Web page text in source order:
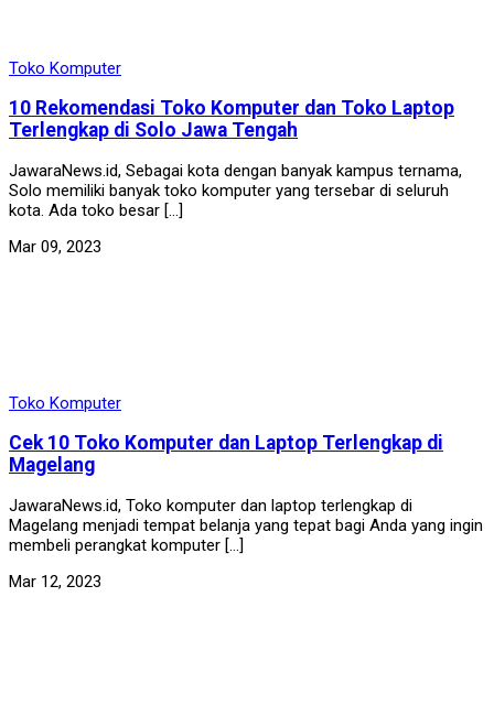
Toko Komputer
10 Rekomendasi Toko Komputer dan Toko Laptop
Terlengkap di Solo Jawa Tengah
JawaraNews.id, Sebagai kota dengan banyak kampus ternama,
Solo memiliki banyak toko komputer yang tersebar di seluruh
kota. Ada toko besar […]
Mar 09, 2023
Toko Komputer
Cek 10 Toko Komputer dan Laptop Terlengkap di
Magelang
JawaraNews.id, Toko komputer dan laptop terlengkap di
Magelang menjadi tempat belanja yang tepat bagi Anda yang ingin
membeli perangkat komputer […]
Mar 12, 2023